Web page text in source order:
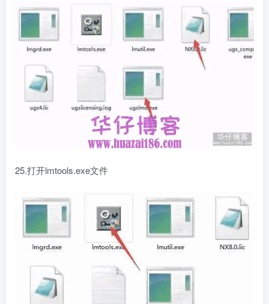
25.打开lmtools.exe文件